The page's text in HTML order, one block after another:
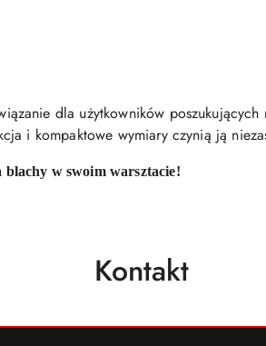
dla użytkowników
i kompaktowe wymiary czynią ją
blachy w swoim warsztacie!
Kontakt